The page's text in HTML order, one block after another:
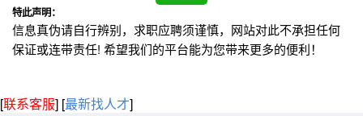
特此声明：
信息真伪请自行辨别，求职应聘须谨慎，网站对此不承担任何
保证或连带责任! 希望我们的平台能为您带来更多的便利！
[联系客服] [最新找人才]